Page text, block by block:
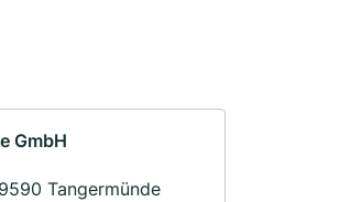
GmbH
Tangermünde